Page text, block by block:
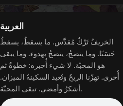
العربية
الخريفُ تَرْكٌ مُقدَّس. ما يسقطُ، يسقطُ
حَسَنًا. وما ينضجُ، ينضجُ بهدوء. وما يبقى
هو المحبّة. لا شيء أُجبره: خطوةٌ ثم
أُخرى. تهزّنا الريحُ وتُعيد السكينةُ الميزان.
أشكرُ وأمضي. تبقى المحبّة.